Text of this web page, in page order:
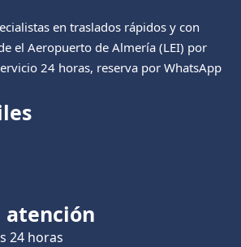
en traslados rápidos y con
el Aeropuerto de Almería (LEI) por
24 horas, reserva por WhatsApp
atención
24 horas